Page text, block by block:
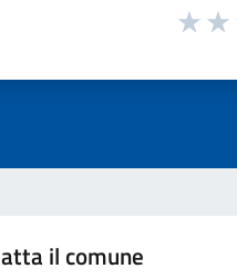
il comune